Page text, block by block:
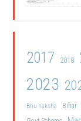
2017 2018
2023
Bhu naksha Bihar